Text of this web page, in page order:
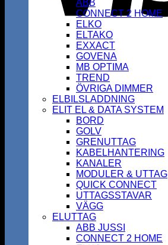
ABB
CONNECT 2 HOME
ELKO
ELTAKO
EXXACT
GOVENA
MB OPTIMA
TREND
ÖVRIGA DIMMER
ELBILSLADDNING
ELIT EL & DATA SYSTEM
BORD
GOLV
GRENUTTAG
KABELHANTERING
KANALER
MODULER & UTTAG
QUICK CONNECT
UTTAGSSTAVAR
VÄGG
ELUTTAG
ABB JUSSI
CONNECT 2 HOME